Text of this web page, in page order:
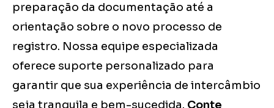
preparação da documentação até a
orientação sobre o novo processo de
registro. Nossa equipe especializada
oferece suporte personalizado para
garantir que sua experiência de intercâmbio
seja tranquila e bem-sucedida. Conte